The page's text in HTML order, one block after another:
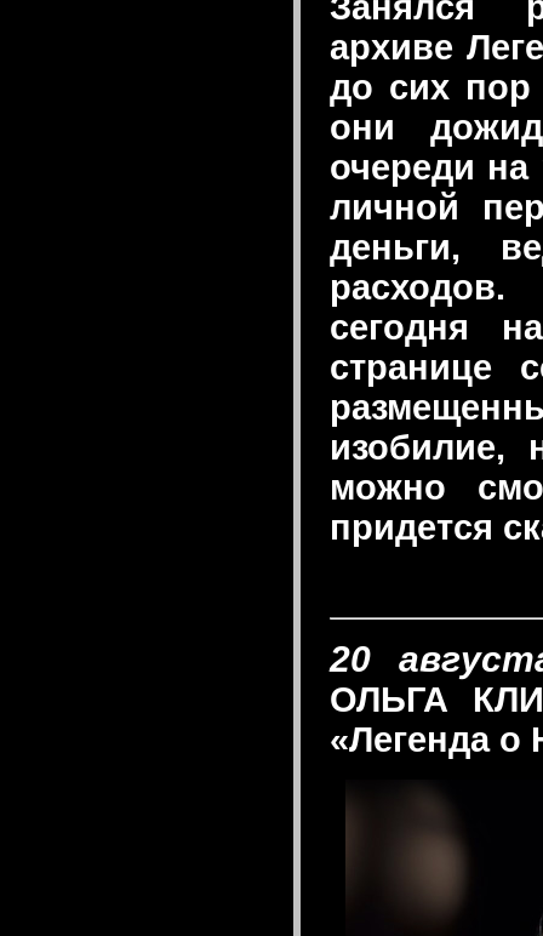
архиве
до сих пор
они
очереди
личной
деньги,
сегодня
странице
изобилие,
можно
придется
20
ОЛЬГА
«Легенда о